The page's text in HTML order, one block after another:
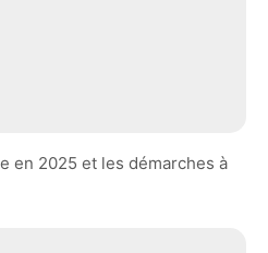
en 2025 et les démarches à